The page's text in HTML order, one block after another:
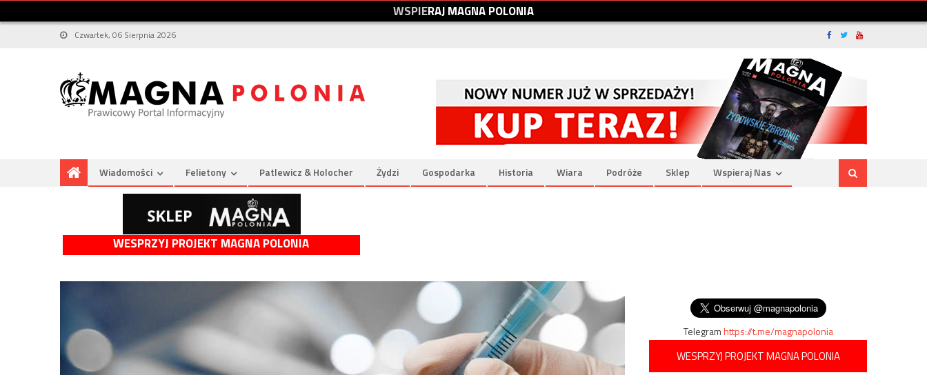
WSPIERAJMAGNAPOLONIA
Czwartek, 06 Sierpnia 2026
Wiadomości Felietony Patlewicz & Holocher Żydzi Gospodarka Historia Wiara Podróże Sklep Wspieraj Nas
WESPRZYJ PROJEKT MAGNA POLONIA
Telegramhttps://t.me/magnapolonia
WESPRZYJ PROJEKT MAGNA POLONIA